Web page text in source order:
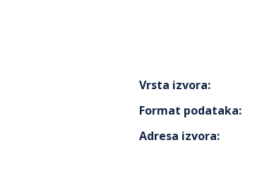
Vrsta izvora:
Format podataka:
Adresa izvora: